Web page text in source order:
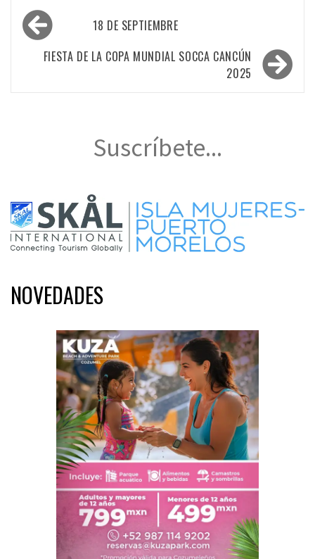
Navegación
de
entradas
18 DE SEPTIEMBRE
FIESTA DE LA COPA MUNDIAL SOCCA CANCÚN
2025
Suscríbete...
NOVEDADES